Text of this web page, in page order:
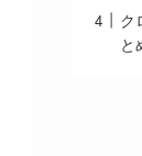
ク
と